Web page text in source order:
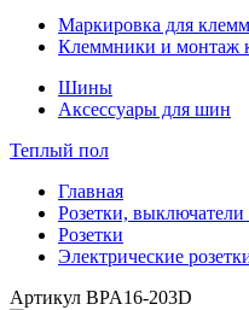
Маркировка для
Клеммники и монтаж
Шины
Аксессуары для шин
Теплый пол
Главная
Розетки, выключатели
Розетки
Электрические
Артикул BPA16-203D